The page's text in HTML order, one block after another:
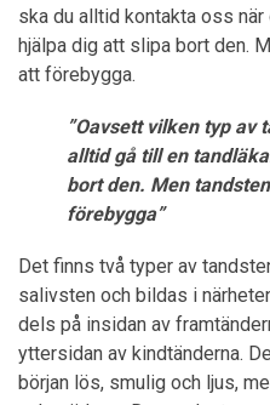
ska du alltid kontakta oss
hjälpa dig att slipa bort den.
att förebygga.
”Oavsett vilken typ av
alltid gå till en
bort den. Men
förebygga”
Det finns två typer av
salivsten och bildas i
dels på insidan av
yttersidan av kindtänderna.
början lös, smulig och ljus,